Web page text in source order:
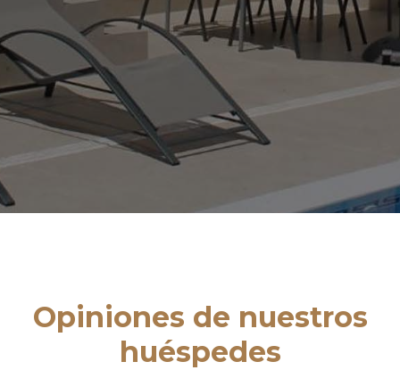
Opiniones de nuestros
huéspedes